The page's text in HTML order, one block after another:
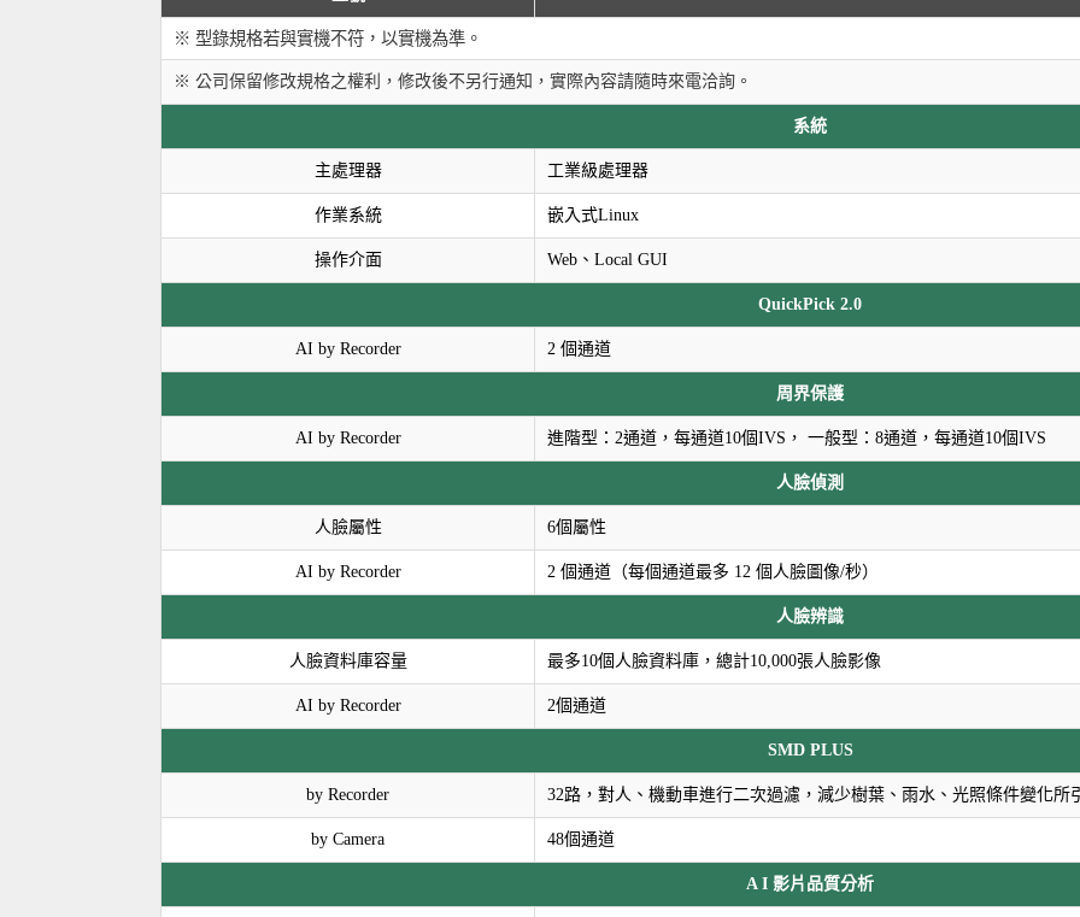
※ 型錄規格若與實機不符，以實機為準。
※ 公司保留修改規格之權利，修改後不另行通知，實際內容請隨時來電洽詢。
系統
主處理器 工業級處理器
作業系統 嵌入式Linux
操作介面 Web、Local GUI
QuickPick 2.0
AI by Recorder 2 個通道
周界保護
AI by Recorder 進階型：2通道，每通道10個IVS， 一般型：8通道，每通道10個IVS
人臉偵測
人臉屬性 6個屬性
AI by Recorder 2 個通道（每個通道最多 12 個人臉圖像/秒）
人臉辨識
人臉資料庫容量 最多10個人臉資料庫，總計10,000張人臉影像
AI by Recorder 2個通道
SMD PLUS
by Recorder 32路，對人、機動車進行二次過濾，減少樹葉、雨水、光照條件變化所
by Camera 48個通道
A I 影片品質分析